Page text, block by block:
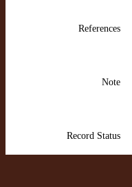
References
Note
Record Status